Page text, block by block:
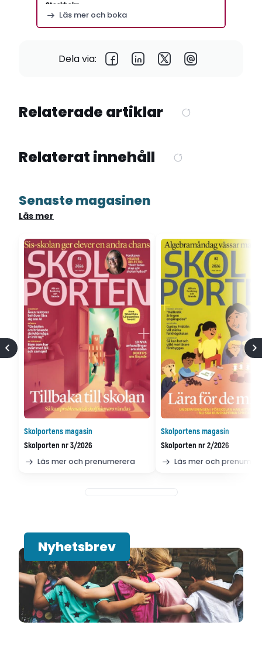
Stockholm
Läs mer och boka
Dela via:
Relaterade artiklar
Relaterat innehåll
Senaste magasinen
Läs mer
Skolportens magasin
Skolporten nr 3/2026
Läs mer och prenumerera
Skolportens magasin
Skolporten nr 2/2026
Läs mer och
Nyhetsbrev